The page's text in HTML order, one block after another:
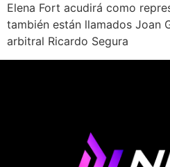
Elena Fort acudirá como
también están llamados Joan
arbitral Ricardo Segura